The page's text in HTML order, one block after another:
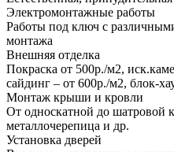
Электромонтажные работы
Работы под ключ с
монтажа
Внешняя отделка
Покраска от 500р./м2,
сайдинг – от 600р./м2, блок-
Монтаж крыши и кровли
От односкатной до шатровой
металлочерепица и др.
Установка дверей